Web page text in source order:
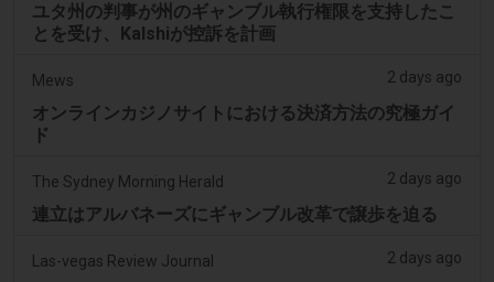
ユタ州の判事が州のギャンブル執行権限を支持したこ
とを受け、Kalshiが控訴を計画
Mews 2 days ago
オンラインカジノサイトにおける決済方法の究極ガイ
ド
The Sydney Morning Herald 2 days ago
連立はアルバネーズにギャンブル改革で譲歩を迫る
Las-vegas Review Journal 2 days ago